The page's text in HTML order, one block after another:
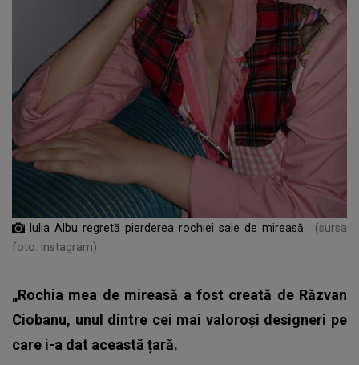
Iulia Albu regretă pierderea rochiei sale de mireasă
(sursa
foto: Instagram)
„Rochia mea de mireasă a fost creată de Răzvan
Ciobanu, unul dintre cei mai valoroși designeri pe
care i-a dat această țară.